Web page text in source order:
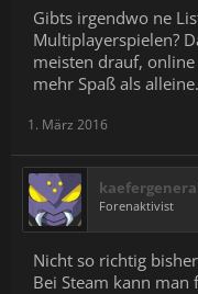
Gibts irgendwo ne
Multiplayerspielen?
meisten drauf,
mehr Spaß als alleine.
1. März 2016
Forenaktivist
Nicht so richtig
Bei Steam kann man